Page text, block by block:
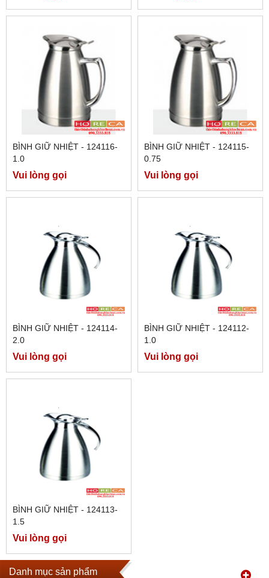
Danh mục sản phẩm
BÌNH GIỮ NHIỆT - 124116-
1.0
Vui lòng gọi
BÌNH GIỮ NHIỆT - 124115-
0.75
Vui lòng gọi
BÌNH GIỮ NHIỆT - 124114-
2.0
Vui lòng gọi
BÌNH GIỮ NHIỆT - 124112-
1.0
Vui lòng gọi
BÌNH GIỮ NHIỆT - 124113-
1.5
Vui lòng gọi